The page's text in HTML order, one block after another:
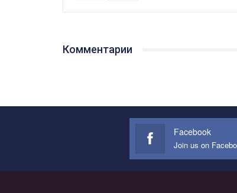
Комментарии
Facebook
Join us on